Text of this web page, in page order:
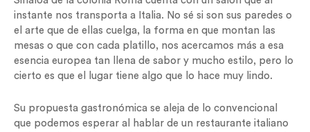
instante nos transporta a Italia. No sé si son sus paredes o
el arte que de ellas cuelga, la forma en que montan las
mesas o que con cada platillo, nos acercamos más a esa
esencia europea tan llena de sabor y mucho estilo, pero lo
cierto es que el lugar tiene algo que lo hace muy lindo.
Su propuesta gastronómica se aleja de lo convencional
que podemos esperar al hablar de un restaurante italiano